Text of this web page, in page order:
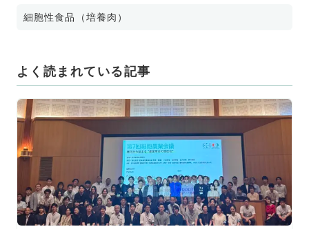
細胞性食品（培養肉）
よく読まれている記事